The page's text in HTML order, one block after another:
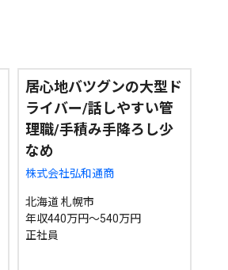
居心地バツグンの大型ド
ライバー/話しやすい管
理職/手積み手降ろし少
なめ
株式会社弘和通商
北海道 札幌市
年収440万円～540万円
正社員
検索